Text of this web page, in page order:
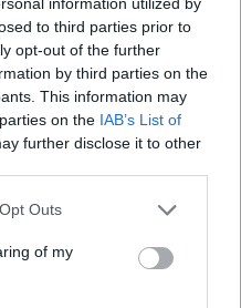
to third parties prior to
opt-out of the further
by third parties on the
This information may
on the IAB’s List of
further disclose it to other
uses one or more Google
You may click to
and its third-party tags to
purposes in below Google
Outs
of my
Γυναικών επί ιταλικού